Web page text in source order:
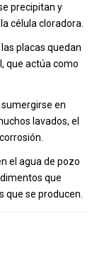
precipitan y
célula cloradora.
placas quedan
que actúa como
en
lavados, el
el agua de pozo
que
que se producen.